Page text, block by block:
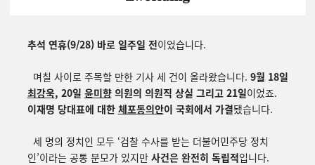
추석 연휴(9/28) 바로 일주일 전이었습니다.
며칠 사이로 주목할 만한 기사 세 건이 올라왔습니다. 9월 18일
최강욱, 20일 윤미향의원의 의원직 상실 그리고 21일이었죠.
이재명 당대표에 대한 체포동의안이 국회에서 가결됐습니다.
세 명의 정치인 모두 ‘검찰 수사를 받는 더불어민주당 정치
인’이라는 공통 분모가 있지만 사건은 완전히 독립적입니다.